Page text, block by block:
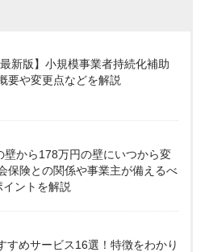
最新版】小規模事業者持続化補助
要や変更点などを解説
壁から178万円の壁にいつから変
保険との関係や事業主が備えるべ
イントを解説
すめサービス16選！特徴をわかり